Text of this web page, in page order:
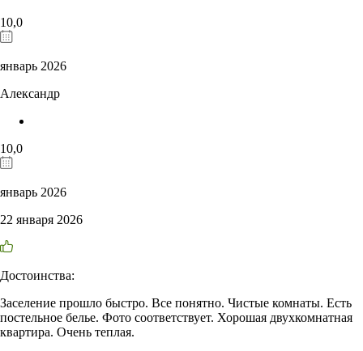
10,0
январь 2026
Александр
10,0
январь 2026
22 января 2026
Достоинства:
Заселение прошло быстро. Все понятно. Чистые комнаты. Есть
постельное белье. Фото соответствует. Хорошая двухкомнатная
квартира. Очень теплая.